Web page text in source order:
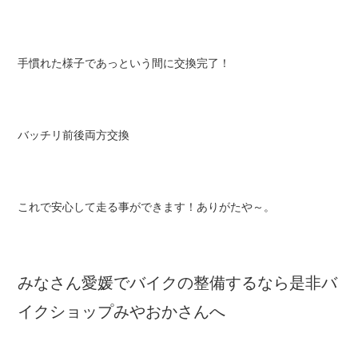
手慣れた様子であっという間に交換完了！
バッチリ前後両方交換
これで安心して走る事ができます！ありがたや～。
みなさん愛媛でバイクの整備するなら是非バ
イクショップみやおかさんへ